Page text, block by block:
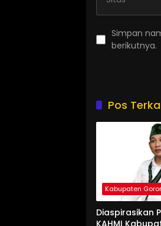
Simpan
berikutnya.
Pos
Kabupaten
Diaspirasikan